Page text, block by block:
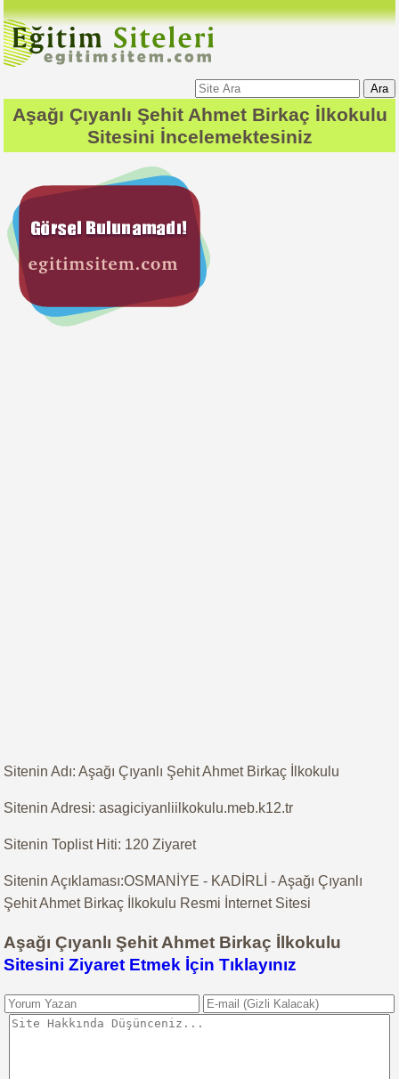
Ara
Aşağı Çıyanlı Şehit Ahmet Birkaç İlkokulu
Sitesini İncelemektesiniz
Sitenin Adı: Aşağı Çıyanlı Şehit Ahmet Birkaç İlkokulu
Sitenin Adresi: asagiciyanliilkokulu.meb.k12.tr
Sitenin Toplist Hiti: 120 Ziyaret
Sitenin Açıklaması:OSMANİYE - KADİRLİ - Aşağı Çıyanlı
Şehit Ahmet Birkaç İlkokulu Resmi İnternet Sitesi
Aşağı Çıyanlı Şehit Ahmet Birkaç İlkokulu
Sitesini Ziyaret Etmek İçin Tıklayınız